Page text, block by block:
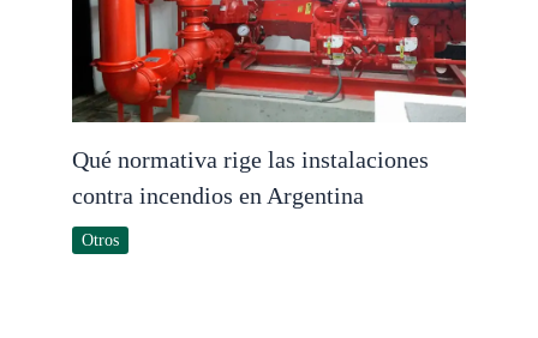
Qué normativa rige las instalaciones
contra incendios en Argentina
Otros